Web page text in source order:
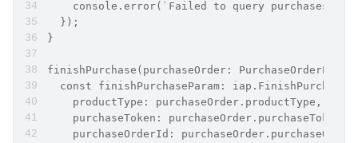
console.error(`Failed to query purchases.
  });
}
finishPurchase(purchaseOrder:
const finishPurchaseParam:
    productType: purchaseOrder.productType,
    purchaseToken: purchaseOrder.purchaseToken,
purchaseOrderId: